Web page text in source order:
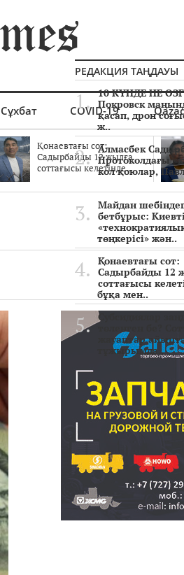
Сұхбат COVID-19
Қонаевтағы сот:
Садырбайды 12 жылға
соттағысы келетінде..
РЕДАКЦИЯ ТАҢДАУЫ
10 КҮНДЕ НЕ
Покровск
қасап, дрон
ж..
Алмасбек
Протоколдағы
кол қоюлар,
Майдан
бетбұрыс:
төңкерісі» жән..
Қонаевтағы сот:
Садырбайды 12
соттағысы
бұқа мен..
Субсидиялар
жауаптар
тұжырымда..